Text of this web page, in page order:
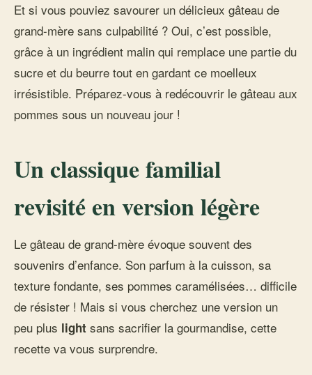
Et si vous pouviez savourer un délicieux gâteau de
grand-mère sans culpabilité ? Oui, c’est possible,
grâce à un ingrédient malin qui remplace une partie du
sucre et du beurre tout en gardant ce moelleux
irrésistible. Préparez-vous à redécouvrir le gâteau aux
pommes sous un nouveau jour !
Un classique familial
revisité en version légère
Le gâteau de grand-mère évoque souvent des
souvenirs d’enfance. Son parfum à la cuisson, sa
texture fondante, ses pommes caramélisées… difficile
de résister ! Mais si vous cherchez une version un
peu plus light sans sacrifier la gourmandise, cette
recette va vous surprendre.